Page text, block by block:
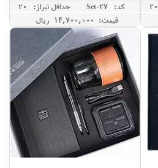
کد: Set-27
حداقل تيراژ: 20
قیمت: 14,700,000 ريال